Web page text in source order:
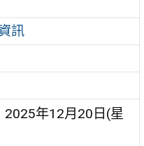
訊
2025年12月20日(星